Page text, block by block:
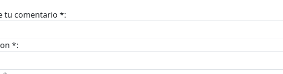
tu comentario *:
*: